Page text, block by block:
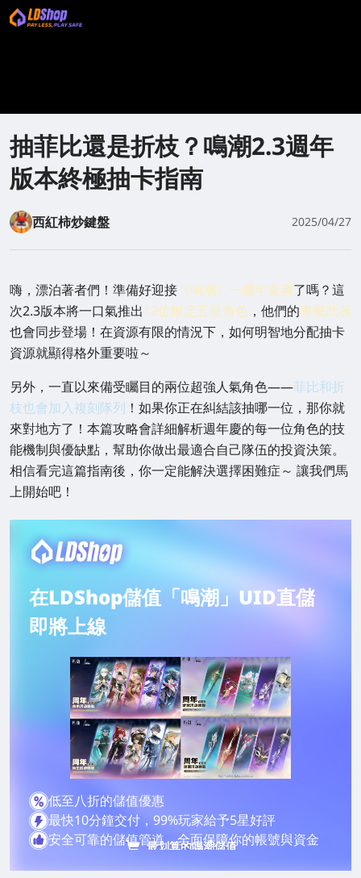
抽菲比還是折枝？鳴潮2.3週年
版本終極抽卡指南
西紅柿炒鍵盤 2025/04/27
嗨，漂泊著者們！準備好迎接 《鳴潮》一週年慶典了嗎？這
次2.3版本將一口氣推出12位限定五星角色 ，他們的專屬武器
也會同步登場！在資源有限的情況下，如何明智地分配抽卡
資源就顯得格外重要啦～
另外，一直以來備受矚目的兩位超強人氣角色——菲比和折
枝也會加入複刻隊列 ！如果你正在糾結該抽哪一位，那你就
來對地方了！本篇攻略會詳細解析週年慶的每一位角色的技
能機制與優缺點，幫助你做出最適合自己隊伍的投資決策。
相信看完這篇指南後，你一定能解決選擇困難症～ 讓我們馬
上開始吧！
在LDShop儲值「鳴潮」UID直儲
即將上線
低至八折的儲值優惠
最快10分鐘交付，99%玩家給予5星好評
安全可靠的儲值管道，全面保障你的帳號與資金
最划算的鳴潮儲值